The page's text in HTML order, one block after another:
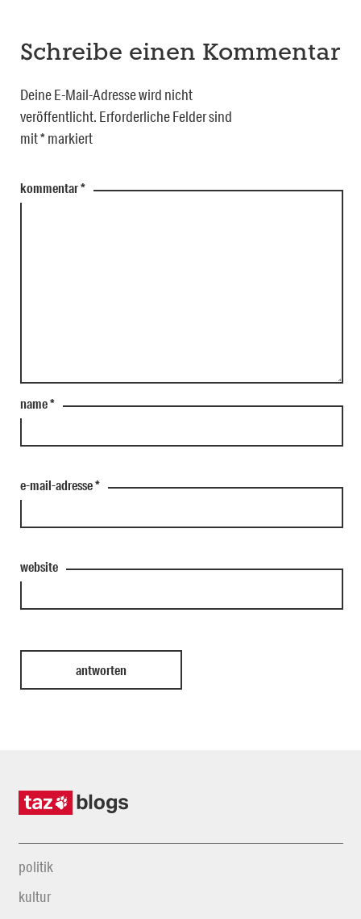
Schreibe einen Kommentar
Deine E-Mail-Adresse wird nicht
veröffentlicht. Erforderliche Felder sind
mit*markiert
kommentar*
name*
e-mail-adresse*
website
politik
kultur